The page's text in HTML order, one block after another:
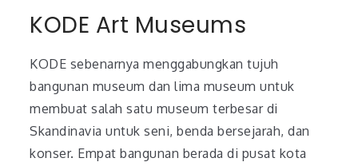
KODE Art Museums
KODE sebenarnya menggabungkan tujuh
bangunan museum dan lima museum untuk
membuat salah satu museum terbesar di
Skandinavia untuk seni, benda bersejarah, dan
konser. Empat bangunan berada di pusat kota